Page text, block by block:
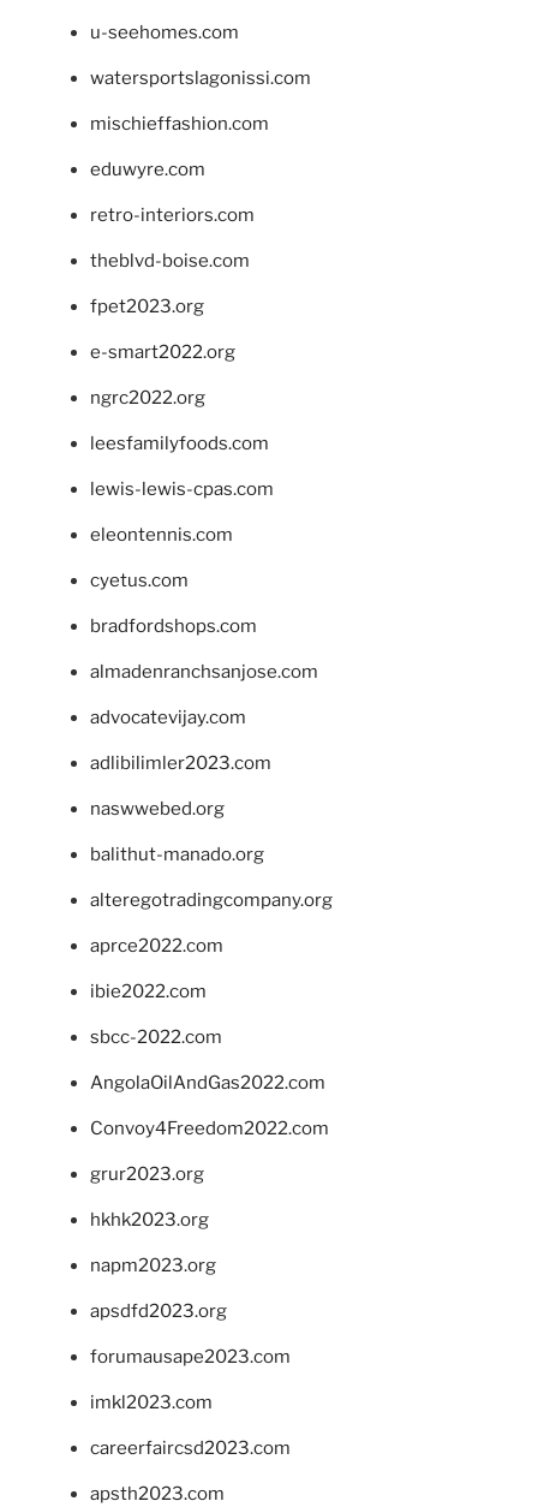
u-seehomes.com
watersportslagonissi.com
mischieffashion.com
eduwyre.com
retro-interiors.com
theblvd-boise.com
fpet2023.org
e-smart2022.org
ngrc2022.org
leesfamilyfoods.com
lewis-lewis-cpas.com
eleontennis.com
cyetus.com
bradfordshops.com
almadenranchsanjose.com
advocatevijay.com
adlibilimler2023.com
naswwebed.org
balithut-manado.org
alteregotradingcompany.org
aprce2022.com
ibie2022.com
sbcc-2022.com
AngolaOilAndGas2022.com
Convoy4Freedom2022.com
grur2023.org
hkhk2023.org
napm2023.org
apsdfd2023.org
forumausape2023.com
imkl2023.com
careerfaircsd2023.com
apsth2023.com